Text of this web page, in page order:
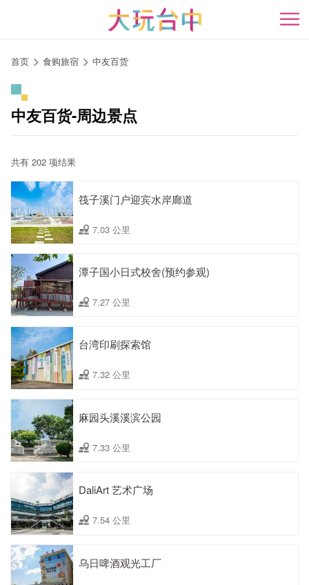
开
首页 食购旅宿 中友百货
中友百货-周边景点
共有 202 项结果
筏子溪门户迎宾水岸廊道
7.03 公里
潭子国小日式校舍(预约参观)
7.27 公里
台湾印刷探索馆
7.32 公里
麻园头溪溪滨公园
7.33 公里
DaliArt 艺术广场
7.54 公里
乌日啤酒观光工厂